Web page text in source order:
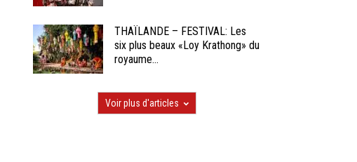
THAÏLANDE – FESTIVAL: Les
six plus beaux «Loy Krathong» du
royaume...
Voir plus d'articles